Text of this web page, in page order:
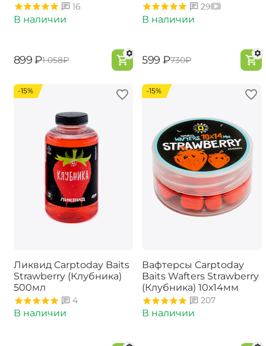
16
В наличии
‍899‍ ₽‍1 058‍₽
29
В наличии
‍599‍ ₽‍730‍₽
-15%
Ликвид Carptoday Baits
Strawberry (Клубника)
500мл
4
В наличии
-15%
Вафтерсы Carptoday
Baits Wafters Strawberry
(Клубника) 10х14мм
207
В наличии